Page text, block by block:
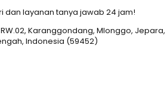
dan layanan tanya jawab 24 jam!
Karanggondang, Mlonggo, Jepara,
Indonesia (59452)